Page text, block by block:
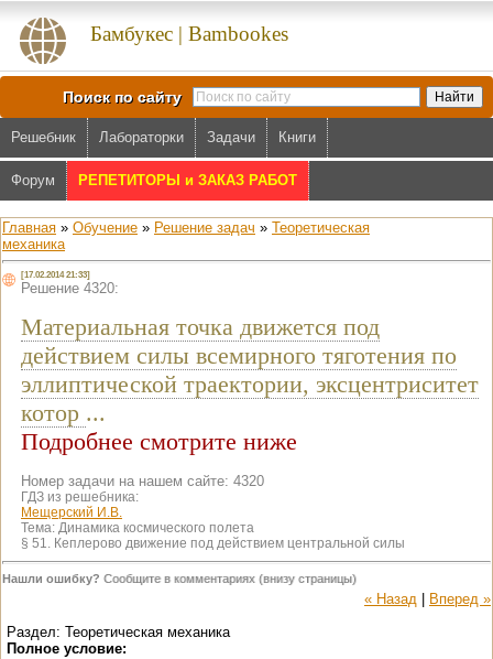
Бамбукес | Bambookes
Поиск по сайту
Решебник Лабораторки Задачи Книги
Форум РЕПЕТИТОРЫ и ЗАКАЗ РАБОТ
Главная » Обучение » Решение задач » Теоретическая
механика
[17.02.2014 21:33]
Решение 4320:
Материальная точка движется под
действием силы всемирного тяготения по
эллиптической траектории, эксцентриситет
котор ...
Подробнее смотрите ниже
Номер задачи на нашем сайте: 4320
ГДЗ из решебника:
Мещерский И.В.
Тема: Динамика космического полета
§ 51. Кеплерово движение под действием центральной силы
Нашли ошибку? Сообщите в комментариях (внизу страницы)
« Назад
Вперед »
Раздел: Теоретическая механика
Полное условие: